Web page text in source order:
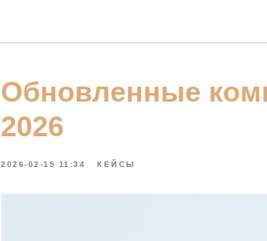
Обновленные
2026
2026-02-15 11:34 КЕЙСЫ